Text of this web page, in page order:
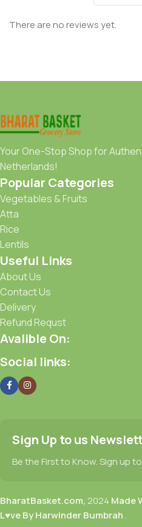
There are no reviews yet.
Your One-Stop Shop for
Netherlands!
Popular Categories
Vegetables & Fruits
Atta
Rice
Lentils
Useful Links
About Us
Contact Us
Delivery
Refund Requst
Avalible On:
Social links:
Sign Up to us
Be the First to Know. Sign up
BharatBasket.com, 2024 Made
L♥ve By Harwinder Bumbrah .